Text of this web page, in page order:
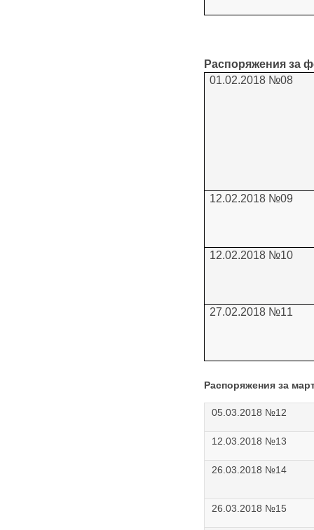
Распоряжения за
01.02.2018 №08
12.02.2018 №09
12.02.2018 №10
27.02.2018 №11
Распоряжения за
05.03.2018 №12
12.03.2018 №13
26.03.2018 №14
26.03.2018 №15